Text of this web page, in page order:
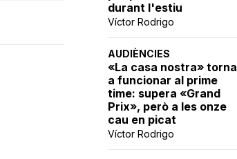
durant l'estiu
Víctor Rodrigo
AUDIÈNCIES
«La casa nostra» torna
a funcionar al prime
time: supera «Grand
Prix», però a les onze
cau en picat
Víctor Rodrigo